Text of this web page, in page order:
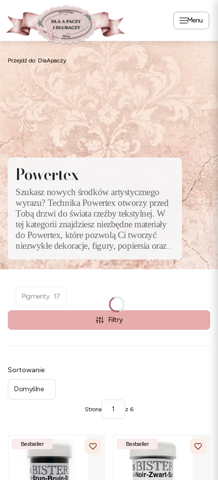
Menu
Przejdź do: DlaApaczy
Powertex
Szukasz nowych środków artystycznego
wyrazu? Technika Powertex otworzy przed
Tobą drzwi do świata rzeźby tekstylnej. W
tej kategorii znajdziesz niezbędne materiały
do Powertex, które pozwolą Ci tworzyć
niezwykłe dekoracje, figury, popiersia oraz
To propozycja dla twórców szukających
naszymi propozycjami!
Pigmenty 17
Filtry
Lista produktów
Sortowanie:
Domyślne
Strona z 6
Bestseller Bestseller